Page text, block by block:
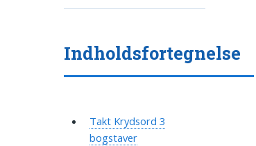
Indholdsfortegnelse
Takt Krydsord 3
bogstaver